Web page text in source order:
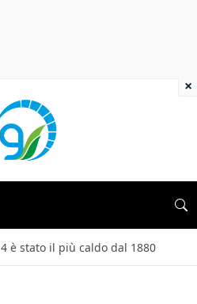
è stato il più caldo dal 1880
×